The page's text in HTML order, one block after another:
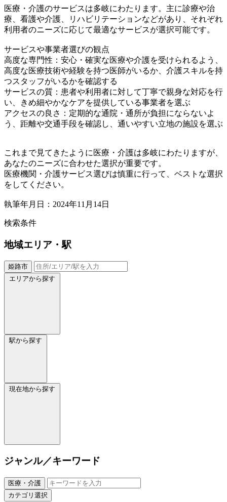
医療・介護のサービスは多岐にわたります。主に診療や治
療、看護や介護、リハビリテーションなどがあり、それぞれ
利用者のニーズに応じて最適なサービスが選択可能です。
サービスや事業者選びの観点
高度な専門性：安心・確実な医療や介護を受けられるよう、
高度な医療技術や経験を持つ医師がいるか、介護スキルを持
つスタッフがいるかを確認する
サービスの質：患者や利用者に対して丁寧で親身な対応を行
い、きめ細やかなケアを提供している事業者を選ぶ
アクセスの良さ：定期的な通院・通所が負担にならないよ
う、距離や交通手段を確認し、通いやすい立地の施設を選ぶ
これまで見てきたように医療・介護は多岐にわたりますが、
あなたのニーズに合わせた選択が重要です。
医療機関・介護サービス選びは慎重に行って、ベストな選択
をしてください。
執筆年月日：2024年11月14日
検索条件
地域エリア・駅
姫路市
エリアから探す
駅から探す
現在地から探す
ジャンル／キーワード
医療・介護
カテゴリ選択